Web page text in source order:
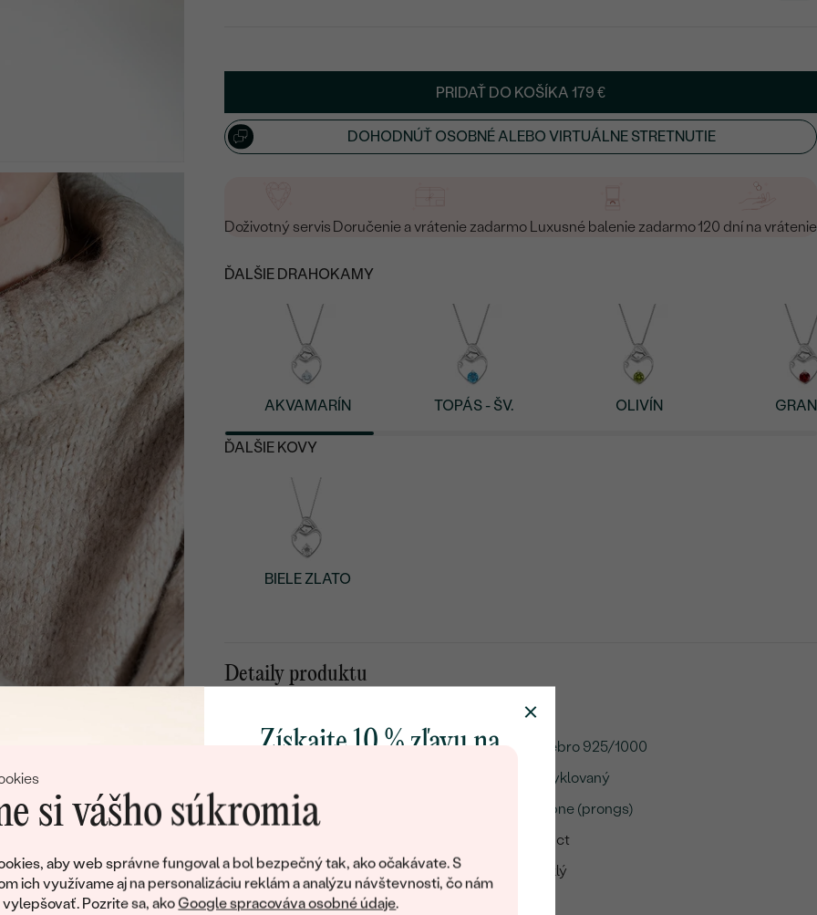
si vášho súkromia
aby web správne fungoval a bol bezpečný tak, ako očakávate. S
ich využívame aj na personalizáciu reklám a analýzu návštevnosti, čo nám
Pozrite sa, akoGoogle spracováva osobné údaje.
Napíšte iniciály/text
PRIDAŤ DO KOŠÍKA179 €
DOHODNÚŤ OSOBNÉ ALEBO VIRTUÁLNE STRETNUTIE
Doživotný servis Doručenie a vrátenie zadarmo Luxusné balenie zadarmo120 dní na vrátenie
ĎALŠIE DRAHOKAMY
AKVAMARÍN TOPÁS - ŠV. OLIVÍN
ĎALŠIE KOVY
BIELE ZLATO
Detaily produktu
Striebro 925/1000
Recyklovaný
TYP OSADENIA
Krapne (prongs)
0.52 ct
POVRCH KOVU:
Lesklý
RHODIUM:
Získajte 10 % zľavu na
poctivo vyrábaných šperkov Eppi.
Ako darček na privítanie vám
obratom pošleme zľavový kód na